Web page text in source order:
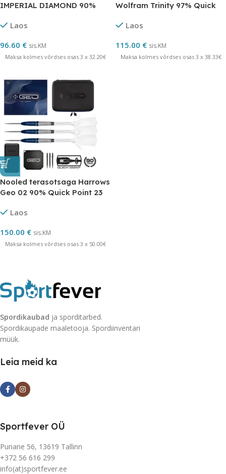
IMPERIAL DIAMOND 90%
Laos
96.60 € sis.KM
Maksa kolmes võrdses osas 3 x 32.20€
Wolfram Trinity 97% Quick
Laos
115.00 € sis.KM
Maksa kolmes võrdses osas 3 x 38.33€
Nooled terasotsaga Harrows
Geo 02 90% Quick Point 23
Laos
150.00 € sis.KM
Maksa kolmes võrdses osas 3 x 50.00€
Spordikaubad ja sporditarbed.
Spordikaupade maaletooja. Spordiinventari
müük.
Leia meid ka
Sportfever OÜ
Punane 56, 13619 Tallinn
+372 56 616 299
info(at)sportfever.ee